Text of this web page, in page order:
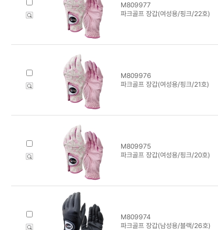
M809977
파크골프 장갑(여성용/핑크/22호)
M809976
파크골프 장갑(여성용/핑크/21호)
M809975
파크골프 장갑(여성용/핑크/20호)
M809974
파크골프 장갑(남성용/블랙/26호)